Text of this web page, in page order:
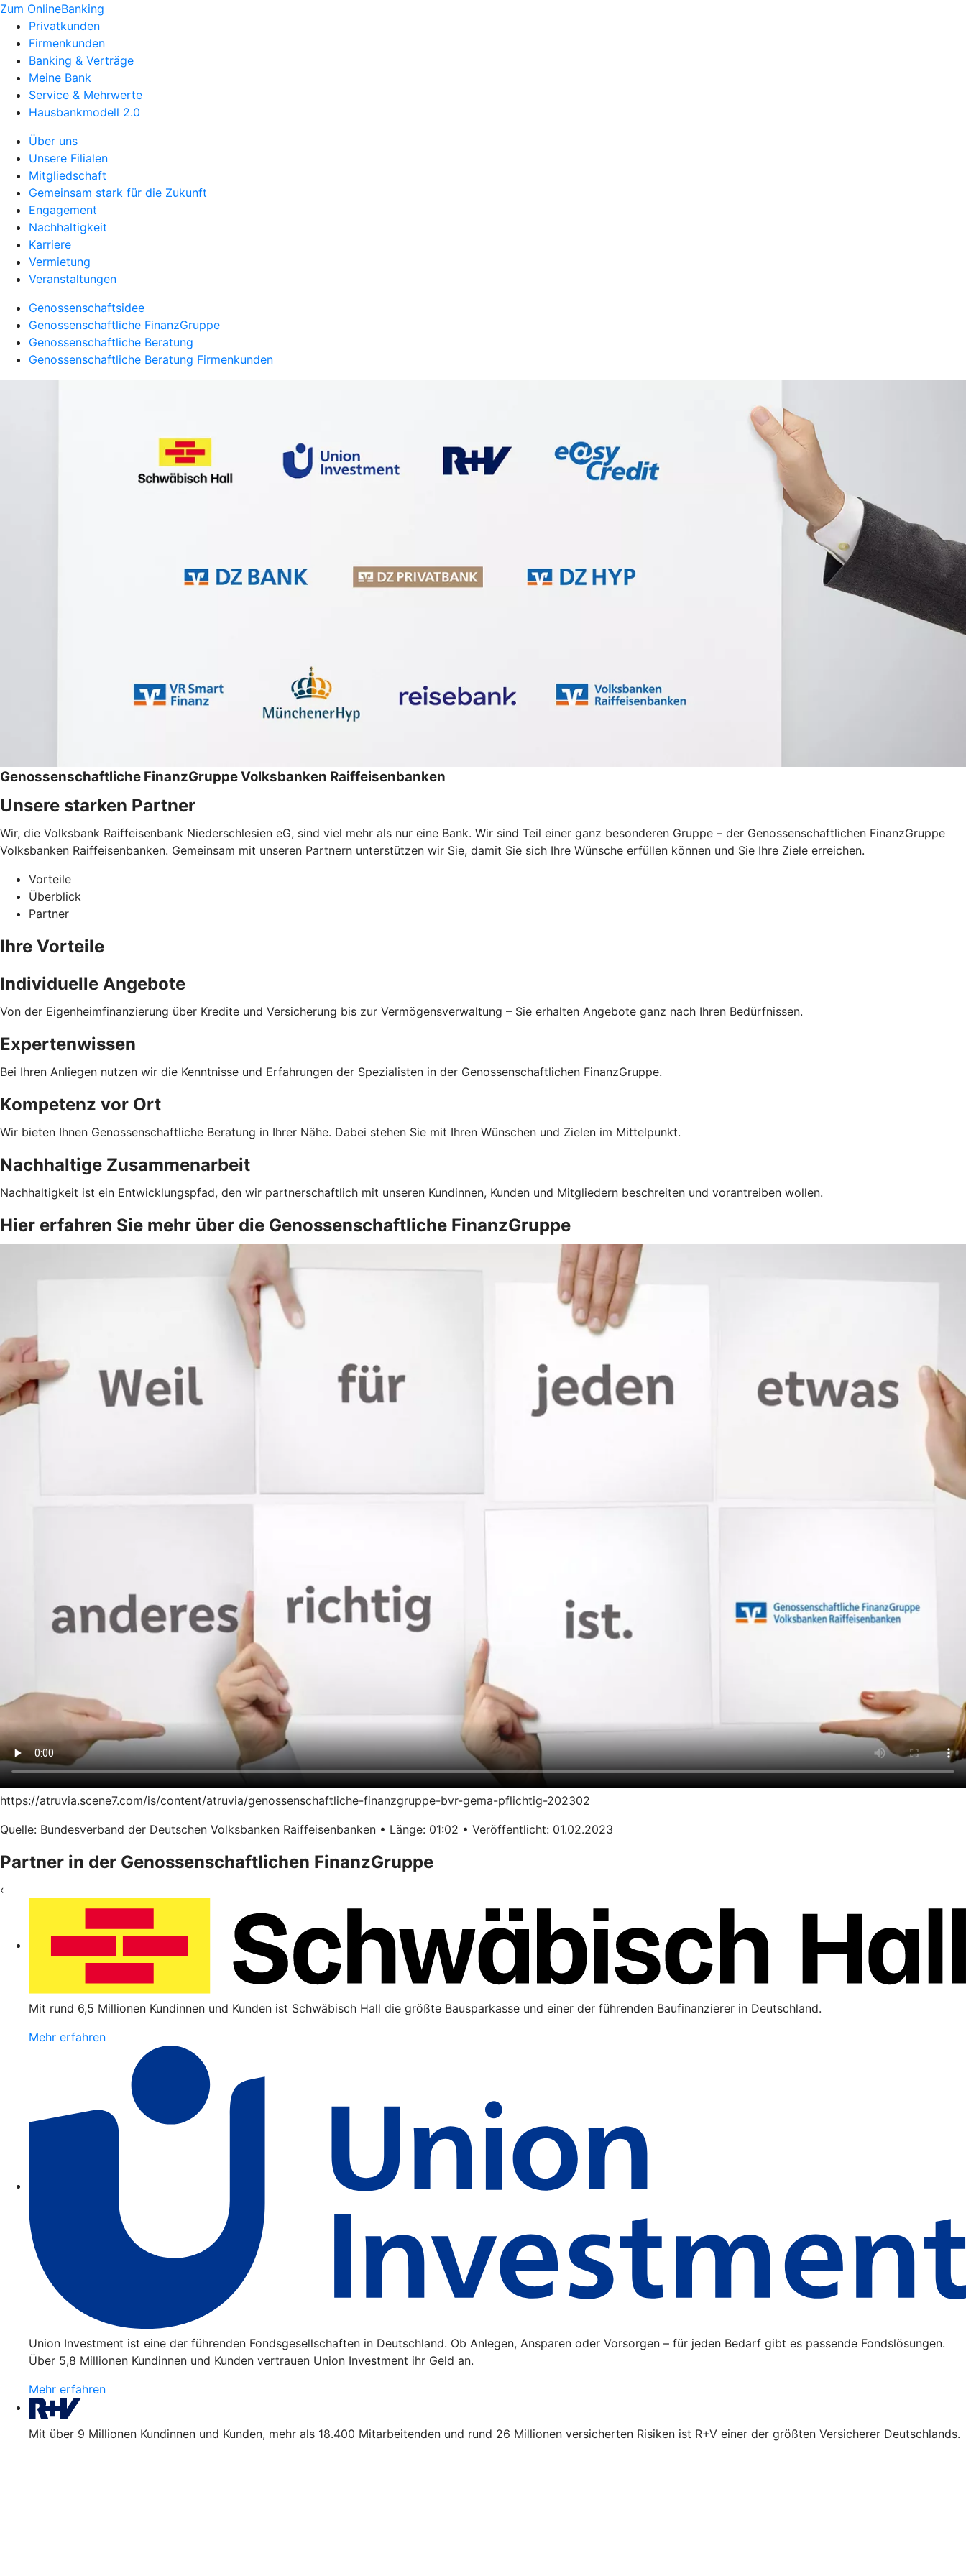
Zum OnlineBanking
Privatkunden
Firmenkunden
Banking & Verträge
Meine Bank
Service & Mehrwerte
Hausbankmodell 2.0
Über uns
Unsere Filialen
Mitgliedschaft
Gemeinsam stark für die Zukunft
Engagement
Nachhaltigkeit
Karriere
Vermietung
Veranstaltungen
Genossenschaftsidee
Genossenschaftliche FinanzGruppe
Genossenschaftliche Beratung
Genossenschaftliche Beratung Firmenkunden
Genossenschaftliche FinanzGruppe Volksbanken Raiffeisenbanken
Unsere starken Partner
Wir, die Volksbank Raiffeisenbank Niederschlesien eG, sind viel mehr als nur eine Bank. Wir sind Teil einer ganz besonderen Gruppe – der Genossenschaftlichen FinanzGruppe
Volksbanken Raiffeisenbanken. Gemeinsam mit unseren Partnern unterstützen wir Sie, damit Sie sich Ihre Wünsche erfüllen können und Sie Ihre Ziele erreichen.
Vorteile
Überblick
Partner
Ihre Vorteile
Individuelle Angebote
Von der Eigenheimfinanzierung über Kredite und Versicherung bis zur Vermögensverwaltung – Sie erhalten Angebote ganz nach Ihren Bedürfnissen.
Expertenwissen
Bei Ihren Anliegen nutzen wir die Kenntnisse und Erfahrungen der Spezialisten in der Genossenschaftlichen FinanzGruppe.
Kompetenz vor Ort
Wir bieten Ihnen Genossenschaftliche Beratung in Ihrer Nähe. Dabei stehen Sie mit Ihren Wünschen und Zielen im Mittelpunkt.
Nachhaltige Zusammenarbeit
Nachhaltigkeit ist ein Entwicklungspfad, den wir partnerschaftlich mit unseren Kundinnen, Kunden und Mitgliedern beschreiten und vorantreiben wollen.
Hier erfahren Sie mehr über die Genossenschaftliche FinanzGruppe
https://atruvia.scene7.com/is/content/atruvia/genossenschaftliche-finanzgruppe-bvr-gema-pflichtig-202302
Quelle: Bundesverband der Deutschen Volksbanken Raiffeisenbanken • Länge: 01:02 • Veröffentlicht: 01.02.2023
Partner in der Genossenschaftlichen FinanzGruppe
‹
Mit rund 6,5 Millionen Kundinnen und Kunden ist Schwäbisch Hall die größte Bausparkasse und einer der führenden Baufinanzierer in Deutschland.
Mehr erfahren
Union Investment ist eine der führenden Fondsgesellschaften in Deutschland. Ob Anlegen, Ansparen oder Vorsorgen – für jeden Bedarf gibt es passende Fondslösungen.
Über 5,8 Millionen Kundinnen und Kunden vertrauen Union Investment ihr Geld an.
Mehr erfahren
Mit über 9 Millionen Kundinnen und Kunden, mehr als 18.400 Mitarbeitenden und rund 26 Millionen versicherten Risiken ist R+V einer der größten Versicherer Deutschlands.